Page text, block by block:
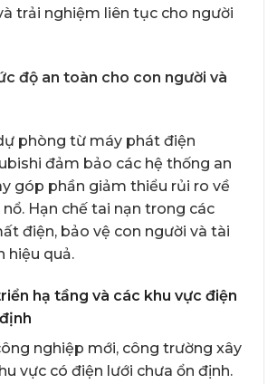
trải nghiệm liên tục cho người
độ an toàn cho con người và
phòng từ máy phát điện
đảm bảo các hệ thống an
góp phần giảm thiểu rủi ro về
nổ. Hạn chế tai nạn trong các
điện, bảo vệ con người và tài
hiệu quả.
hạ tầng và các khu vực điện
nghiệp mới, công trường xây
vực có điện lưới chưa ổn định.